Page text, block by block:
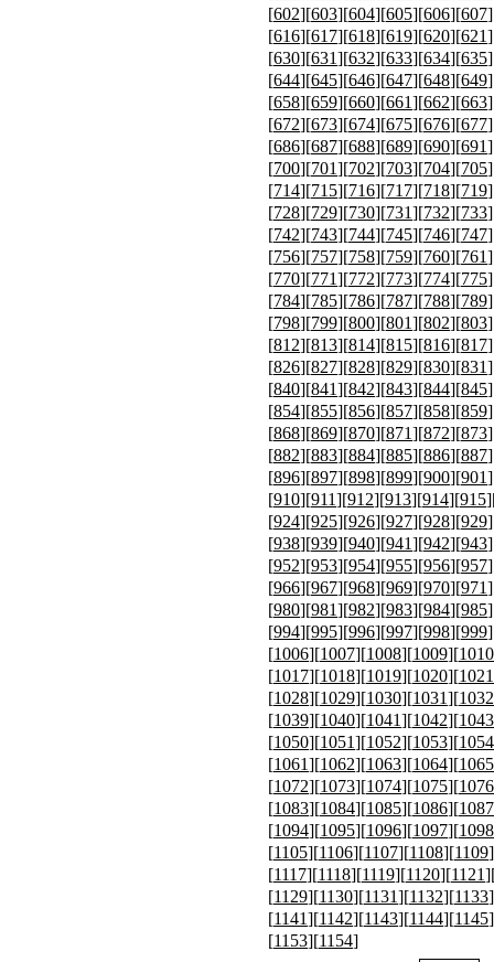
[602][603][604][605][606][607
[616][617][618][619][620][621
[630][631][632][633][634][635
[644][645][646][647][648][649
[658][659][660][661][662][663
[672][673][674][675][676][677
[686][687][688][689][690][691
[700][701][702][703][704][705
[714][715][716][717][718][719
[728][729][730][731][732][733
[742][743][744][745][746][747
[756][757][758][759][760][761
[770][771][772][773][774][775
[784][785][786][787][788][789
[798][799][800][801][802][803
[812][813][814][815][816][817
[826][827][828][829][830][831
[840][841][842][843][844][845
[854][855][856][857][858][859
[868][869][870][871][872][873
[882][883][884][885][886][887
[896][897][898][899][900][901
[910][911][912][913][914][915
[924][925][926][927][928][929
[938][939][940][941][942][943
[952][953][954][955][956][957
[966][967][968][969][970][971
[980][981][982][983][984][985
[994][995][996][997][998][999
[1006][1007][1008][1009][1010
[1017][1018][1019][1020][1021
[1028][1029][1030][1031][1032
[1039][1040][1041][1042][1043
[1050][1051][1052][1053][1054
[1061][1062][1063][1064][1065
[1072][1073][1074][1075][1076
[1083][1084][1085][1086][1087
[1094][1095][1096][1097][1098
[1105][1106][1107][1108][1109
[1117][1118][1119][1120][1121
[1129][1130][1131][1132][1133
[1141][1142][1143][1144][1145
[1153][1154]